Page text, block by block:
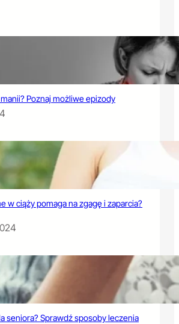
Poznaj możliwe epizody
w ciąży pomaga na zgagę i zaparcia?
seniora? Sprawdź sposoby leczenia